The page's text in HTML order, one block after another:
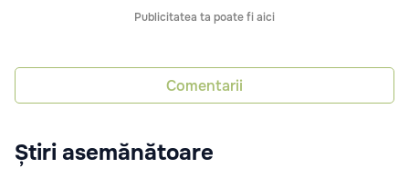
Publicitatea ta poate fi aici
Comentarii
Știri asemănătoare